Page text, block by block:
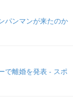
パンマンが来たのか
で離婚を発表 - スポ